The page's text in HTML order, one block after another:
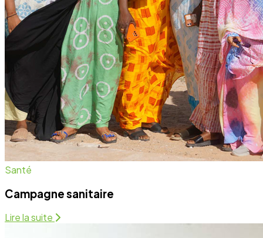
Santé
Campagne sanitaire
Lire la suite